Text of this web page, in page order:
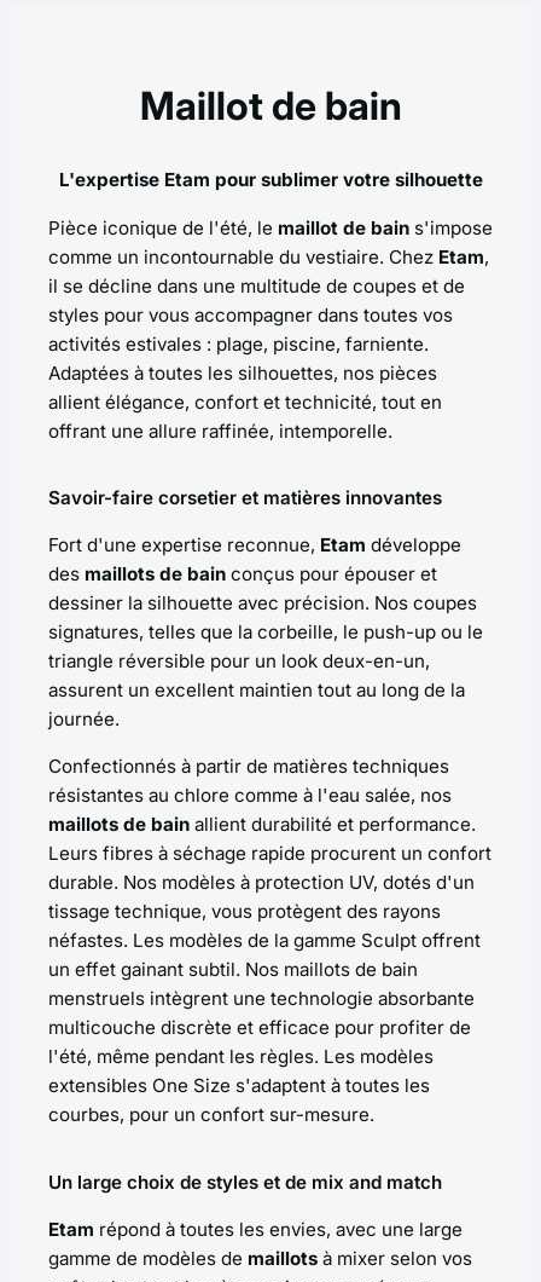
Maillot de bain
L'expertise Etam pour sublimer votre silhouette
Pièce iconique de l'été, le maillot de bain s'impose
comme un incontournable du vestiaire. Chez Etam,
il se décline dans une multitude de coupes et de
styles pour vous accompagner dans toutes vos
activités estivales : plage, piscine, farniente.
Adaptées à toutes les silhouettes, nos pièces
allient élégance, confort et technicité, tout en
offrant une allure raffinée, intemporelle.
Savoir-faire corsetier et matières innovantes
Fort d'une expertise reconnue, Etam développe
des maillots de bain conçus pour épouser et
dessiner la silhouette avec précision. Nos coupes
signatures, telles que la corbeille, le push-up ou le
triangle réversible pour un look deux-en-un,
assurent un excellent maintien tout au long de la
journée.
Confectionnés à partir de matières techniques
résistantes au chlore comme à l'eau salée, nos
maillots de bain allient durabilité et performance.
Leurs fibres à séchage rapide procurent un confort
durable. Nos modèles à protection UV, dotés d'un
tissage technique, vous protègent des rayons
néfastes. Les modèles de la gamme Sculpt offrent
un effet gainant subtil. Nos maillots de bain
menstruels intègrent une technologie absorbante
multicouche discrète et efficace pour profiter de
l'été, même pendant les règles. Les modèles
extensibles One Size s'adaptent à toutes les
courbes, pour un confort sur-mesure.
Un large choix de styles et de mix and match
Etam répond à toutes les envies, avec une large
gamme de modèles de maillots à mixer selon vos